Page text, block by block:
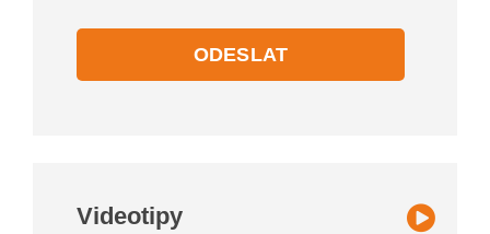
ODESLAT
Videotipy